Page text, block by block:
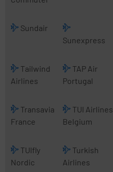
Sundair
Sunexpress
Tailwind
Airlines
TAP Air
Portugal
Transavia
France
TUI Airlines
Belgium
TUIfly
Nordic
Turkish
Airlines